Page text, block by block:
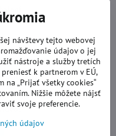
Voľbami
návštevy tejto webovej
údajov o jej
nástroje a služby tretích
k partnerom v EÚ,
na „Prijať všetky cookies“
Nižšie môžete nájsť
svoje preferencie.
údajov